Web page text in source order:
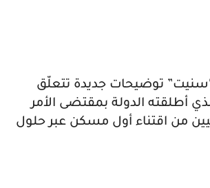
“سنيت” توضيحات جديدة تتعلّق
أطلقته الدولة بمقتضى الأمر
تمكين التونسيين من اقتناء أول مسكن عبر حلول